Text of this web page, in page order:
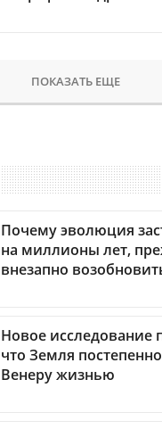
ПОКАЗАТЬ ЕЩЕ
Почему эволюция
на миллионы лет,
внезапно
Новое исследование
что Земля
Венеру жизнью